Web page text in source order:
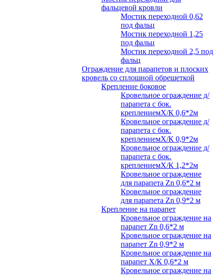
фальцевой кровли
Мостик переходной 0,62
под фальц
Мостик переходной 1,25
под фальц
Мостик переходной 2,5 под
фальц
Ограждение для парапетов и плоских
кровель со сплошной обрешеткой
Крепление боковое
Кровельное ограждение д/
парапета с бок.
креплениемХ/К 0,6*2м
Кровельное ограждение д/
парапета с бок.
креплениемХ/К 0,9*2м
Кровельное ограждение д/
парапета с бок.
креплениемХ/К 1,2*2м
Кровельное ограждение
для парапета Zn 0,6*2 м
Кровельное ограждение
для парапета Zn 0,9*2 м
Крепление на парапет
Кровельное ограждение на
парапет Zn 0,6*2 м
Кровельное ограждение на
парапет Zn 0,9*2 м
Кровельное ограждение на
парапет Х/К 0,6*2 м
Кровельное ограждение на